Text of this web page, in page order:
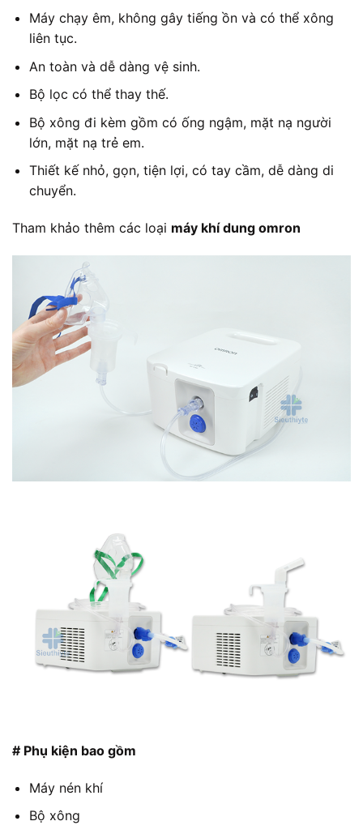
Máy chạy êm, không gây tiếng ồn và có thể xông
liên tục.
An toàn và dễ dàng vệ sinh.
Bộ lọc có thể thay thế.
Bộ xông đi kèm gồm có ống ngậm, mặt nạ người
lớn, mặt nạ trẻ em.
Thiết kế nhỏ, gọn, tiện lợi, có tay cầm, dễ dàng di
chuyển.
Tham khảo thêm các loại máy khí dung omron
# Phụ kiện bao gồm
Máy nén khí
Bộ xông